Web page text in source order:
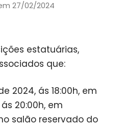
27/02/2024
estatuárias,
que:
2024, ás 18:00h, em
20:00h, em
salão reservado do